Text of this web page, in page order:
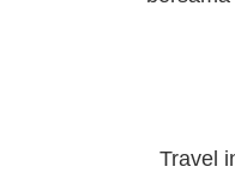
Travel